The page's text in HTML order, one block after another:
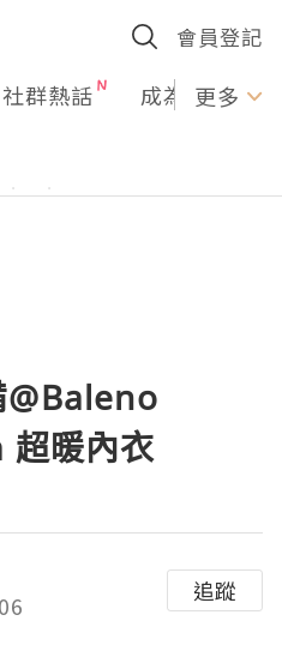
會員登記
社群熱話 成為U更多
暖內衣
追蹤